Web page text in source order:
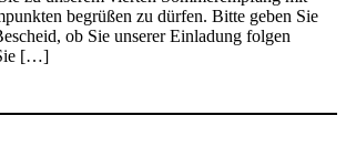
begrüßen zu dürfen. Bitte geben Sie
ob Sie unserer Einladung folgen
[…]